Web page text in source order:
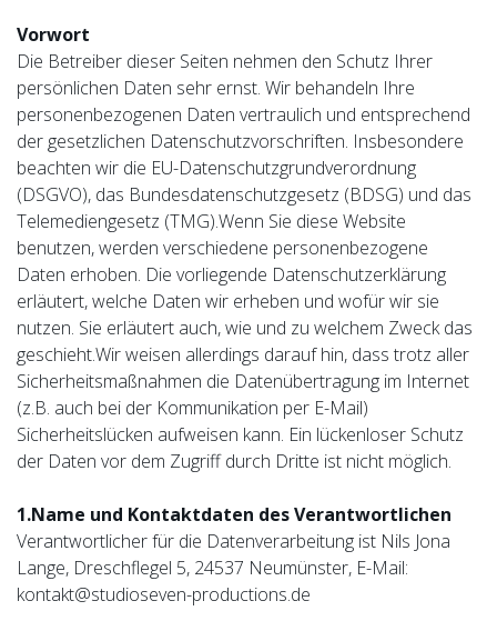
Vorwort
Die Betreiber dieser Seiten nehmen den Schutz Ihrer
persönlichen Daten sehr ernst. Wir behandeln Ihre
personenbezogenen Daten vertraulich und entsprechend
der gesetzlichen Datenschutzvorschriften. Insbesondere
beachten wir die EU-Datenschutzgrundverordnung
(DSGVO), das Bundesdatenschutzgesetz (BDSG) und das
Telemediengesetz (TMG).Wenn Sie diese Website
benutzen, werden verschiedene personenbezogene
Daten erhoben. Die vorliegende Datenschutzerklärung
erläutert, welche Daten wir erheben und wofür wir sie
nutzen. Sie erläutert auch, wie und zu welchem Zweck das
geschieht.Wir weisen allerdings darauf hin, dass trotz aller
Sicherheitsmaßnahmen die Datenübertragung im Internet
(z.B. auch bei der Kommunikation per E-Mail)
Sicherheitslücken aufweisen kann. Ein lückenloser Schutz
der Daten vor dem Zugriff durch Dritte ist nicht möglich.
1.Name und Kontaktdaten des Verantwortlichen
Verantwortlicher für die Datenverarbeitung ist Nils Jona
Lange, Dreschflegel 5, 24537 Neumünster, E-Mail:
kontakt@studioseven-productions.de